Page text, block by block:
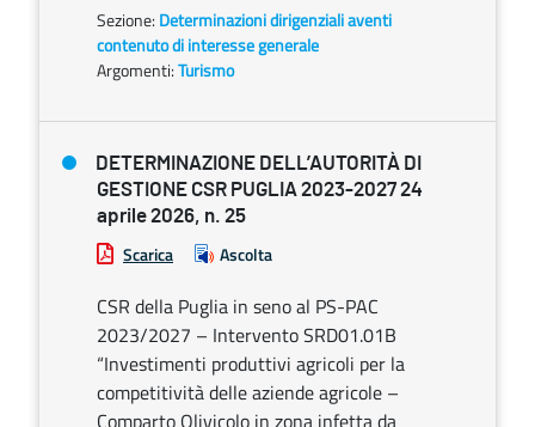
Sezione: Determinazioni dirigenziali aventi
contenuto di interesse generale
Argomenti:Turismo
DETERMINAZIONE DELL’AUTORITÀ DI
GESTIONE CSR PUGLIA 2023-2027 24
aprile 2026, n. 25
Scarica Ascolta
CSR della Puglia in seno al PS-PAC
2023/2027 – Intervento SRD01.01B
“Investimenti produttivi agricoli per la
competitività delle aziende agricole –
Comparto Olivicolo in zona infetta da